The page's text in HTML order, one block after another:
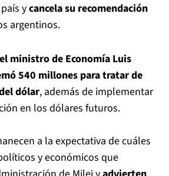
ycancela su recomendación
argentinos.
el ministro de Economía Luis
540 millones para tratar de
dólar, además de implementar
en los dólares futuros.
a la expectativa de cuáles
y económicos que